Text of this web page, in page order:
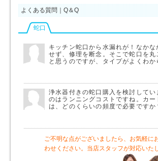
よくある質問｜Q＆Q
蛇口
キッチン蛇口から水漏れが！なかな
せず、修理を断念。そこで蛇口を丸
と思うのですが、タイプがよくわ
浄水器付きの蛇口購入を検討してい
のはランニングコストですね。カー
は、どのくらいの頻度で必要ですか
ご不明な点がございましたら、お気軽に
わせください。当店スタッフが対応いた